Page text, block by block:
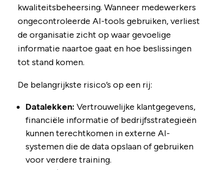
kwaliteitsbeheersing. Wanneer medewerkers
ongecontroleerde AI-tools gebruiken, verliest
de organisatie zicht op waar gevoelige
informatie naartoe gaat en hoe beslissingen
tot stand komen.
De belangrijkste risico’s op een rij:
Datalekken: Vertrouwelijke klantgegevens,
financiële informatie of bedrijfsstrategieën
kunnen terechtkomen in externe AI-
systemen die de data opslaan of gebruiken
voor verdere training.